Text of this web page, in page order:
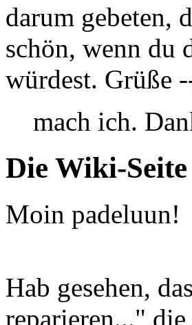
darum gebeten,
schön, wenn du
würdest. Grüße
mach ich.
Die Wiki-
Moin padeluun!
Hab gesehen,
reparieren..." die